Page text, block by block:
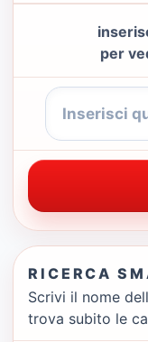
per
RICERCA
Scrivi il nome
trova subito le